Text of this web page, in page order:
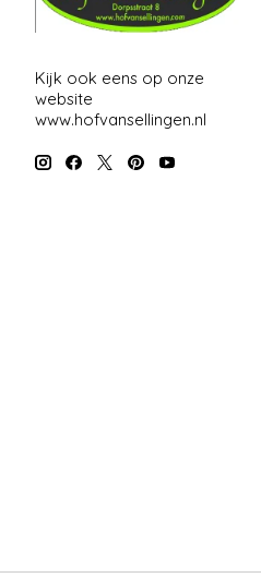
Kijk ook eens op onze
website
www.hofvansellingen.nl